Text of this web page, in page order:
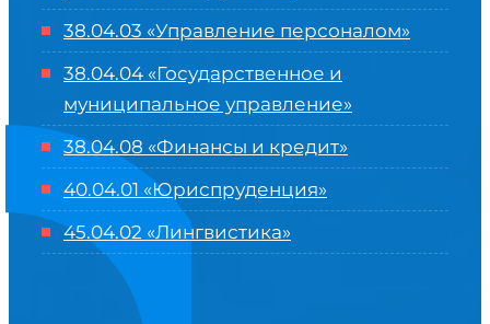
38.04.03 «Управление персоналом»
38.04.04 «Государственное и
муниципальное управление»
38.04.08 «Финансы и кредит»
40.04.01 «Юриспруденция»
45.04.02 «Лингвистика»